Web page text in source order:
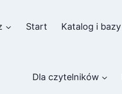
Start Katalog i bazy
Dla czytelników